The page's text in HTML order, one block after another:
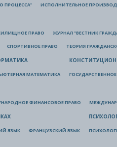
ПРОЦЕССА" ИСПОЛНИТЕЛЬНОЕ
ПРАВО ЖУРНАЛ "ВЕСТНИК
СПОРТИВНОЕ ПРАВО ТЕОРИЯ
МАТЕМАТИКА
ФИНАНСОВОЕ ПРАВО
ЯЗЫК ФРАНЦУЗСКИЙ ЯЗЫК